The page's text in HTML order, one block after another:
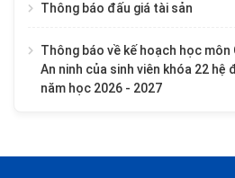
Thông báo đấu giá tài sản
Thông báo về kế hoạch học môn
An ninh của sinh viên khóa 22 hệ
năm học 2026 - 2027